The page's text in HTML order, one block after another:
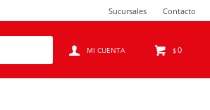
$0
Sucursales Contacto